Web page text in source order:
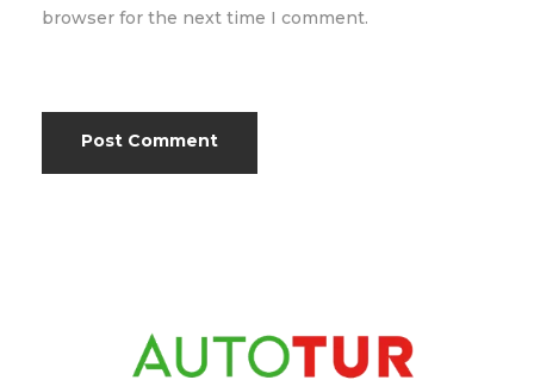
browser for the next time I comment.